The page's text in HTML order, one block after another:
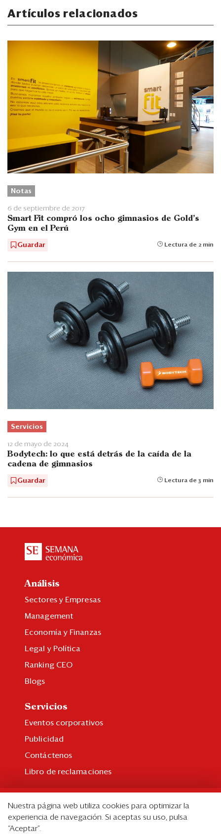
Artículos relacionados
Notas
6 de septiembre de 2017
Smart Fit compró los ocho gimnasios de Gold’s
Gym en el Perú
Guardar Lectura de 2 min
Servicios
12 de mayo de 2024
Bodytech: lo que está detrás de la caída de la
cadena de gimnasios
Guardar Lectura de 3 min
Análisis
Sectores y Empresas
Management
Economía y Finanzas
Legal y Política
Ranking CEO
Blogs
Servicios
Eventos corporativos
Publicidad
Contáctenos
Libro de reclamaciones
Suscripción individual
Paquetes corporativos
Nuestra página web utiliza cookies para optimizar la
experiencia de navegación. Si aceptas su uso, pulsa
“Aceptar”.